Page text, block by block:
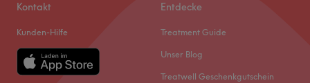
Kontakt
Kunden-Hilfe
Entdecke
Treatment Guide
Unser Blog
Treatwell Geschenkgutschein